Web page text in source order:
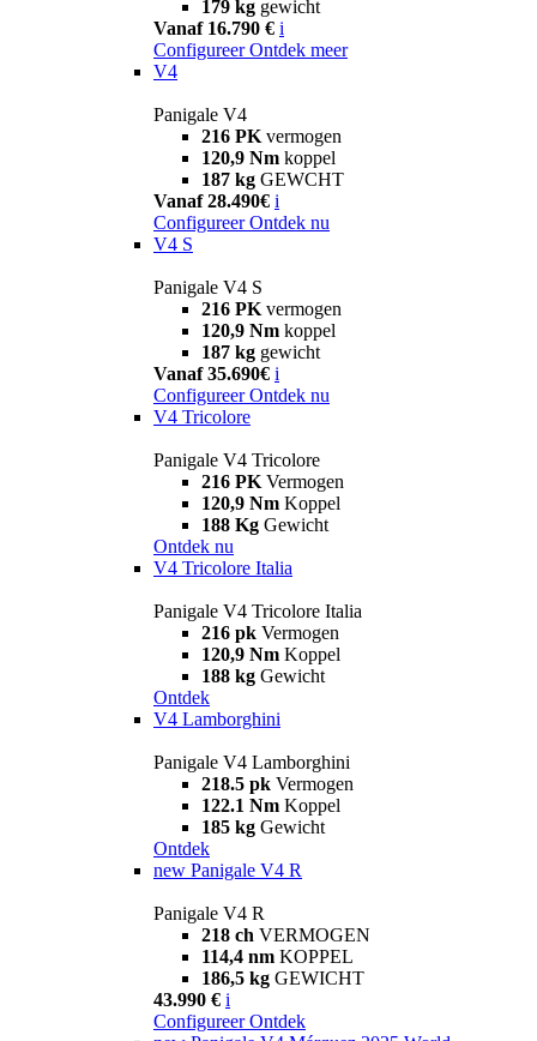
179 kg gewicht
Vanaf 16.790 € i
Configureer Ontdek meer
V4
Panigale V4
216 PK vermogen
120,9 Nm koppel
187 kg GEWCHT
Vanaf 28.490€ i
Configureer Ontdek nu
V4 S
Panigale V4 S
216 PK vermogen
120,9 Nm koppel
187 kg gewicht
Vanaf 35.690€ i
Configureer Ontdek nu
V4 Tricolore
Panigale V4 Tricolore
216 PK Vermogen
120,9 Nm Koppel
188 Kg Gewicht
Ontdek nu
V4 Tricolore Italia
Panigale V4 Tricolore Italia
216 pk Vermogen
120,9 Nm Koppel
188 kg Gewicht
Ontdek
V4 Lamborghini
Panigale V4 Lamborghini
218.5 pk Vermogen
122.1 Nm Koppel
185 kg Gewicht
Ontdek
new Panigale V4 R
Panigale V4 R
218 ch VERMOGEN
114,4 nm KOPPEL
186,5 kg GEWICHT
43.990 € i
Configureer Ontdek